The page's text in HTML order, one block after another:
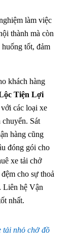
làm việc
thành mà còn
tốt, đảm
khách hàng
Tiện Lợi
các loại xe
Sát
hàng cũng
đóng gói cho
xe tải chở
cho sự thoả
Liên hệ Vận
nhất.
tải nhỏ chở đồ